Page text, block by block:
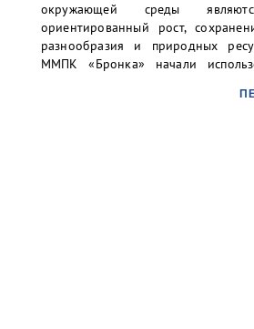
окружающей среды
ориентированный рост,
разнообразия и природных
ММПК «Бронка» начали
зоны, окружающей